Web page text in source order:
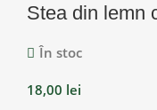
Stea din lemn
În stoc
18,00 lei